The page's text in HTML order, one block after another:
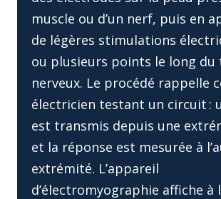
muscle ou d’un nerf, puis en
de légères stimulations
ou plusieurs points le long du
nerveux. Le procédé rappelle
électricien testant un circuit :
est transmis depuis une
et la réponse est mesurée à
extrémité. L’appareil
d’électromyographie affiche à